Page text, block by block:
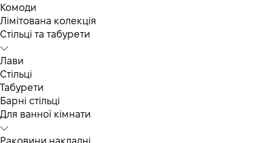
Комоди
Лімітована колекція
Стільці та табурети
Лави
Стільці
Табурети
Барні стільці
Для ванної кімнати
Раковини накладні